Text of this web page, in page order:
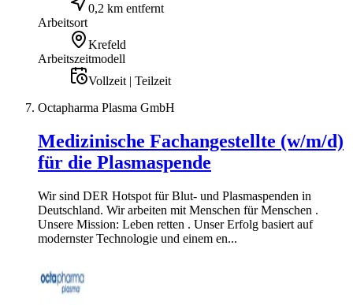
0,2 km entfernt
Arbeitsort
Krefeld
Arbeitszeitmodell
Vollzeit | Teilzeit
Octapharma Plasma GmbH
Medizinische Fachangestellte (w/m/d)
für die Plasmaspende
Wir sind DER Hotspot für Blut- und Plasmaspenden in
Deutschland. Wir arbeiten mit Menschen für Menschen .
Unsere Mission: Leben retten . Unser Erfolg basiert auf
modernster Technologie und einem en...